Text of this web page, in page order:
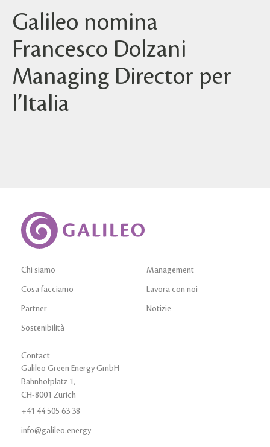
Galileo nomina
Francesco Dolzani
Managing Director per
l’Italia
Chi siamo
Cosa facciamo
Partner
Sostenibilità
Management
Lavora con noi
Notizie
Contact
Galileo Green Energy GmbH
Bahnhofplatz 1,
CH-8001 Zurich
+41 44 505 63 38
info@galileo.energy